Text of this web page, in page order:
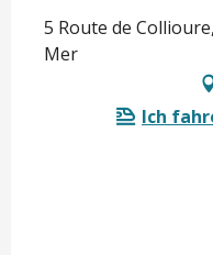
5 Route de
Mer
Ich